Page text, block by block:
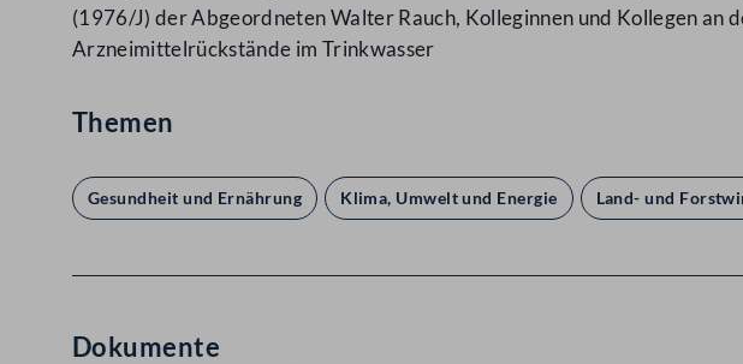
(1976/J) der Abgeordneten Walter Rauch, Kolleginnen und Kollegen an
Arzneimittelrückstände im Trinkwasser
Themen
Gesundheit und Ernährung Klima, Umwelt und Energie Land- und
Dokumente